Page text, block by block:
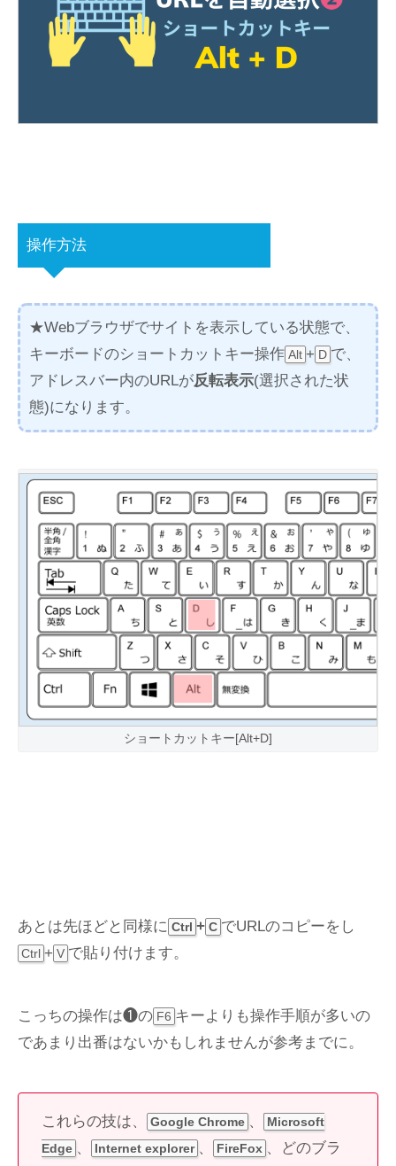
操作方法
★Webブラウザでサイトを表示している状態で、
キーボードのショートカットキー操作 Alt + D で、
アドレスバー内のURLが反転表示(選択された状
態)になります。
ショートカットキー[Alt+D]
あとは先ほどと同様に Ctrl + C でURLのコピーをし
Ctrl + V で貼り付けます。
こっちの操作は❶の F6 キーよりも操作手順が多いの
であまり出番はないかもしれませんが参考までに。
これらの技は、 Google Chrome 、
Microsoft
Edge 、 Internet explorer 、 FireFox 、どのブラ